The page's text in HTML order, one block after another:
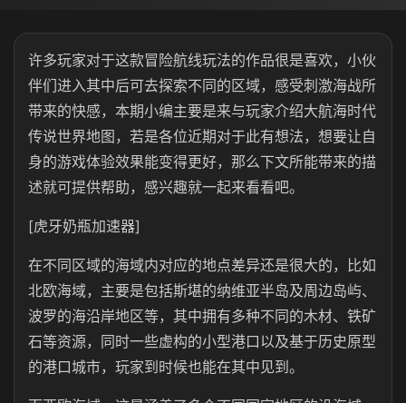
许多玩家对于这款冒险航线玩法的作品很是喜欢，小伙
伴们进入其中后可去探索不同的区域，感受刺激海战所
带来的快感，本期小编主要是来与玩家介绍大航海时代
传说世界地图，若是各位近期对于此有想法，想要让自
身的游戏体验效果能变得更好，那么下文所能带来的描
述就可提供帮助，感兴趣就一起来看看吧。
[虎牙奶瓶加速器]
在不同区域的海域内对应的地点差异还是很大的，比如
北欧海域，主要是包括斯堪的纳维亚半岛及周边岛屿、
波罗的海沿岸地区等，其中拥有多种不同的木材、铁矿
石等资源，同时一些虚构的小型港口以及基于历史原型
的港口城市，玩家到时候也能在其中见到。